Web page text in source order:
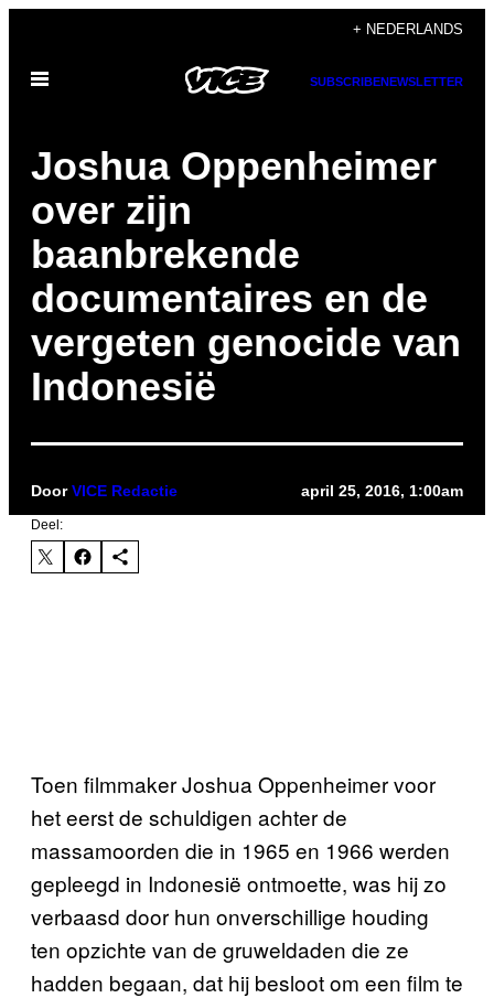
de
+ NEDERLANDS
Open
SUBSCRIBENEWSLETTER
Joshua Oppenheimer
over zijn
baanbrekende
documentaires en de
vergeten genocide van
Indonesië
DoorVICE Redactie april 25, 2016, 1:00am
Deel:
Toen filmmaker Joshua Oppenheimer voor
het eerst de schuldigen achter de
massamoorden die in 1965 en 1966 werden
gepleegd in Indonesië ontmoette, was hij zo
verbaasd door hun onverschillige houding
ten opzichte van de gruweldaden die ze
hadden begaan, dat hij besloot om een film te